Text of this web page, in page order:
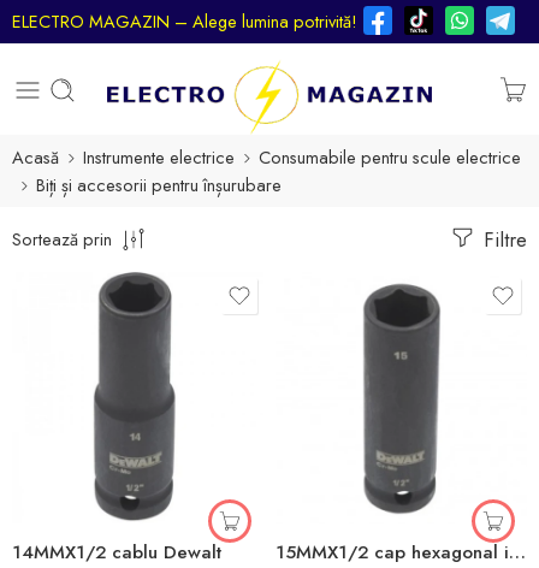
ELECTRO MAGAZIN – Alege lumina potrivită!
Acasă Instrumente electrice
Consumabile pentru scule electrice
Biți și accesorii pentru înșurubare
Filtre
Sortează prin
14MMX1/2 cablu Dewalt 15MMX1/2 cap hexagonal impact Dewalt